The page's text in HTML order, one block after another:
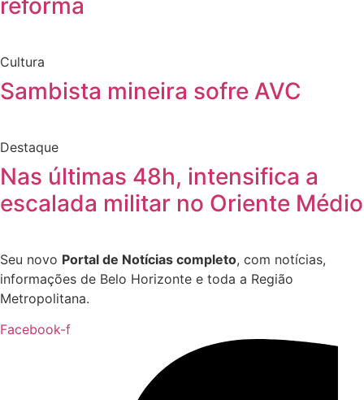
Cultura
Sambista mineira sofre AVC
Destaque
Nas últimas 48h, intensifica a
escalada militar no Oriente Médio
Seu novo Portal de Notícias completo, com notícias,
informações de Belo Horizonte e toda a Região
Metropolitana.
Facebook-f